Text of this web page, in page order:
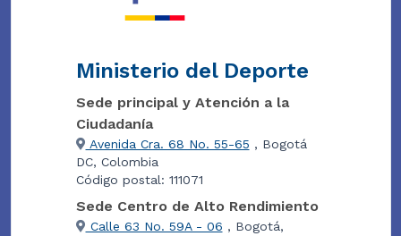
Ministerio del Deporte
Sede principal y Atención a la
Ciudadanía
Avenida Cra. 68 No. 55-65 , Bogotá
DC, Colombia
Código postal: 111071
Sede Centro de Alto Rendimiento
Calle 63 No. 59A - 06 , Bogotá,